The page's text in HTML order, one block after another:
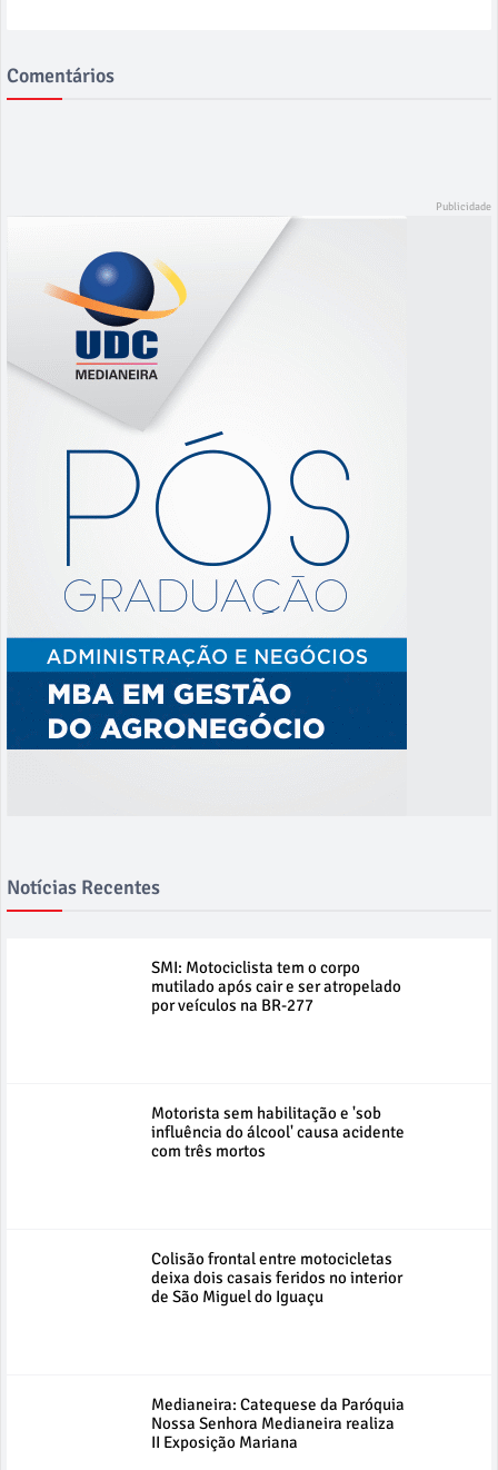
Comentários
Notícias Recentes
SMI: Motociclista tem o corpo
mutilado após cair e ser atropelado
por veículos na BR-277
Motorista sem habilitação e 'sob
influência do álcool' causa acidente
com três mortos
Colisão frontal entre motocicletas
deixa dois casais feridos no interior
de São Miguel do Iguaçu
Medianeira: Catequese da Paróquia
Nossa Senhora Medianeira realiza
II Exposição Mariana